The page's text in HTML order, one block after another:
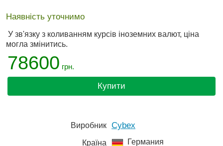
Наявність уточнимо
У зв'язку з коливанням курсів іноземних валют, ціна
могла змінитись.
78600 грн.
Купити
Виробник Cybex
Країна Германия